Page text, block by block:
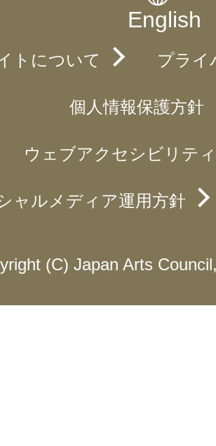
English
トについて プライ
個人情報保護方針
ウェブアクセシビリテ
ャルメディア運用方針
(C) Japan Arts